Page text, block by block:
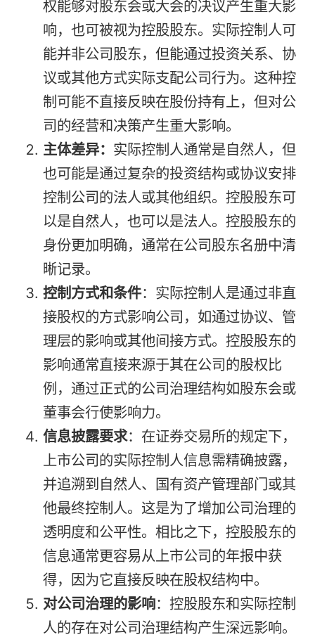
权能够对股东会或大会的决议产生重大影
响，也可被视为控股股东。实际控制人可
能并非公司股东，但能通过投资关系、协
议或其他方式实际支配公司行为。这种控
制可能不直接反映在股份持有上，但对公
司的经营和决策产生重大影响。
主体差异： 实际控制人通常是自然人，但
也可能是通过复杂的投资结构或协议安排
控制公司的法人或其他组织。控股股东可
以是自然人，也可以是法人。控股股东的
身份更加明确，通常在公司股东名册中清
晰记录。
控制方式和条件：实际控制人是通过非直
接股权的方式影响公司，如通过协议、管
理层的影响或其他间接方式。控股股东的
影响通常直接来源于其在公司的股权比
例，通过正式的公司治理结构如股东会或
董事会行使影响力。
信息披露要求：在证券交易所的规定下，
上市公司的实际控制人信息需精确披露，
并追溯到自然人、国有资产管理部门或其
他最终控制人。这是为了增加公司治理的
透明度和公平性。相比之下，控股股东的
信息通常更容易从上市公司的年报中获
得，因为它直接反映在股权结构中。
对公司治理的影响：控股股东和实际控制
人的存在对公司治理结构产生深远影响。